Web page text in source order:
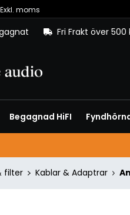
Exkl. moms
Fri Frakt över
Begagnad HiFI
filter Kablar & Adaptrar